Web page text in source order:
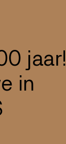
jaar!
in